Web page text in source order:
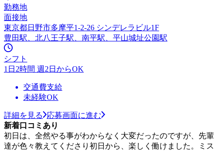
勤務地
面接地
東京都日野市多摩平1-2-26 シンデレラビル1F
豊田駅、北八王子駅、南平駅、平山城址公園駅
シフト
1日2時間 週2日からOK
交通費支給
未経験OK
詳細を見る
応募画面に進む
新着口コミあり
初日は、全然やる事がわからなく大変だったのですが、先輩
達が色々教えてくださり初日から、楽しく働けました。ミス